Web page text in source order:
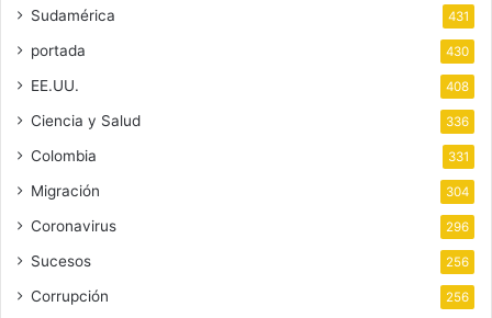
Sudamérica 431
portada 430
EE.UU. 408
Ciencia y Salud 336
Colombia 331
Migración 304
Coronavirus 296
Sucesos 256
Corrupción 256